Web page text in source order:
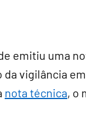
emitiu uma
vigilância
nota técnica, o